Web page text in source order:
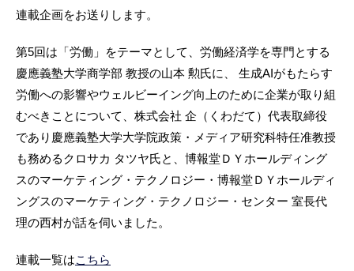
連載企画をお送りします。
第5回は「労働」をテーマとして、労働経済学を専門とする
慶應義塾大学商学部 教授の山本 勲氏に、 生成AIがもたらす
労働への影響やウェルビーイング向上のために企業が取り組
むべきことについて、株式会社 企（くわだて）代表取締役
であり慶應義塾大学大学院政策・メディア研究科特任准教授
も務めるクロサカ タツヤ氏と、博報堂ＤＹホールディング
スのマーケティング・テクノロジー・博報堂ＤＹホールディ
ングスのマーケティング・テクノロジー・センター 室長代
理の西村が話を伺いました。
連載一覧はこちら